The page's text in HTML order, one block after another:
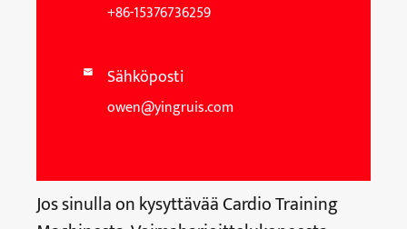
+86-15376736259
 Sähköposti
owen@yingruis.com
Jos sinulla on kysyttävää Cardio Training